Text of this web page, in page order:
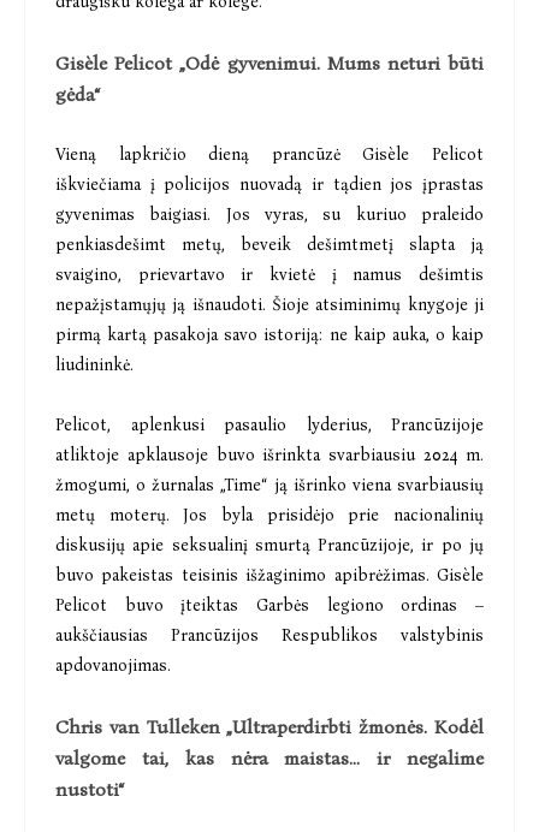
Gisèle Pelicot „Odė gyvenimui. Mums neturi būti
gėda“
Vieną lapkričio dieną prancūzė Gisèle Pelicot
iškviečiama į policijos nuovadą ir tądien jos įprastas
gyvenimas baigiasi. Jos vyras, su kuriuo praleido
penkiasdešimt metų, beveik dešimtmetį slapta ją
svaigino, prievartavo ir kvietė į namus dešimtis
nepažįstamųjų ją išnaudoti. Šioje atsiminimų knygoje ji
pirmą kartą pasakoja savo istoriją: ne kaip auka, o kaip
liudininkė.
Pelicot, aplenkusi pasaulio lyderius, Prancūzijoje
atliktoje apklausoje buvo išrinkta svarbiausiu 2024 m.
žmogumi, o žurnalas „Time“ ją išrinko viena svarbiausių
metų moterų. Jos byla prisidėjo prie nacionalinių
diskusijų apie seksualinį smurtą Prancūzijoje, ir po jų
buvo pakeistas teisinis išžaginimo apibrėžimas. Gisèle
Pelicot buvo įteiktas Garbės legiono ordinas –
aukščiausias Prancūzijos Respublikos valstybinis
apdovanojimas.
Chris van Tulleken „Ultraperdirbti žmonės. Kodėl
valgome tai, kas nėra maistas… ir negalime
nustoti“